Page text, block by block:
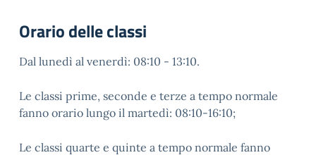
Orario delle classi
Dal lunedì al venerdì: 08:10 - 13:10.
Le classi prime, seconde e terze a tempo normale
fanno orario lungo il martedì: 08:10-16:10;
Le classi quarte e quinte a tempo normale fanno